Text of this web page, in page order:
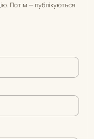
Потім — публікуються